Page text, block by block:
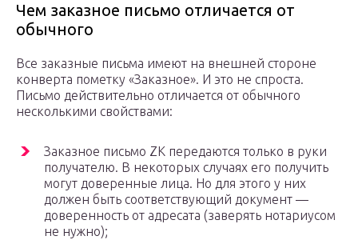
Чем заказное письмо отличается от
обычного
Все заказные письма имеют на внешней стороне
конверта пометку «Заказное». И это не спроста.
Письмо действительно отличается от обычного
несколькими свойствами:
Заказное письмо ZK передаются только в руки
получателю. В некоторых случаях его получить
могут доверенные лица. Но для этого у них
должен быть соответствующий документ —
доверенность от адресата (заверять нотариусом
не нужно);